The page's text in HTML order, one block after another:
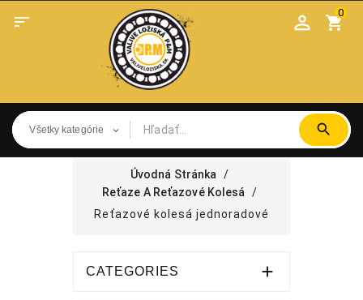
 shopping_cart
0
Úvodná Stránka
Reťaze A Reťazové Kolesá
Reťazové kolesá jednoradové
CATEGORIES 